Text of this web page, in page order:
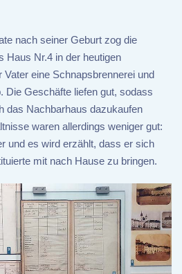
nach seiner Geburt zog die
Haus Nr.4 in der heutigen
eine Schnapsbrennerei und
Die Geschäfte liefen gut, sodass
das Nachbarhaus dazukaufen
waren allerdings weniger gut:
und es wird erzählt, dass er sich
mit nach Hause zu bringen.